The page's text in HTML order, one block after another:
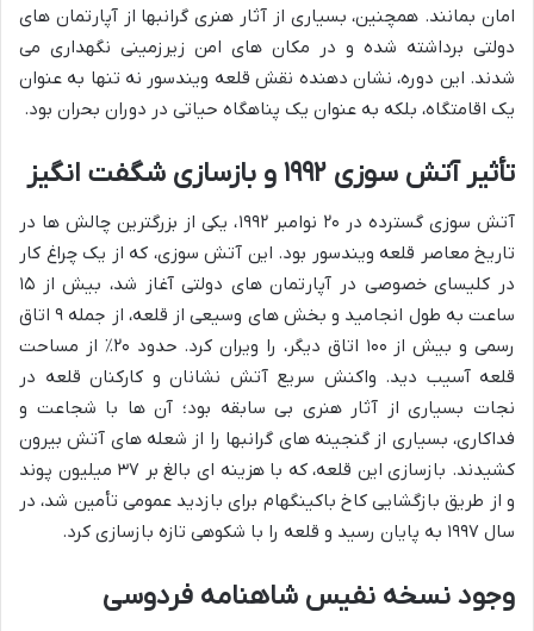
امان بمانند. همچنین، بسیاری از آثار هنری گرانبها از آپارتمان های
دولتی برداشته شده و در مکان های امن زیرزمینی نگهداری می
شدند. این دوره، نشان دهنده نقش قلعه ویندسور نه تنها به عنوان
یک اقامتگاه، بلکه به عنوان یک پناهگاه حیاتی در دوران بحران بود.
تأثیر آتش سوزی ۱۹۹۲ و بازسازی شگفت انگیز
آتش سوزی گسترده در ۲۰ نوامبر ۱۹۹۲، یکی از بزرگترین چالش ها در
تاریخ معاصر قلعه ویندسور بود. این آتش سوزی، که از یک چراغ کار
در کلیسای خصوصی در آپارتمان های دولتی آغاز شد، بیش از ۱۵
ساعت به طول انجامید و بخش های وسیعی از قلعه، از جمله ۹ اتاق
رسمی و بیش از ۱۰۰ اتاق دیگر، را ویران کرد. حدود ۲۰٪ از مساحت
قلعه آسیب دید. واکنش سریع آتش نشانان و کارکنان قلعه در
نجات بسیاری از آثار هنری بی سابقه بود؛ آن ها با شجاعت و
فداکاری، بسیاری از گنجینه های گرانبها را از شعله های آتش بیرون
کشیدند. بازسازی این قلعه، که با هزینه ای بالغ بر ۳۷ میلیون پوند
و از طریق بازگشایی کاخ باکینگهام برای بازدید عمومی تأمین شد، در
سال ۱۹۹۷ به پایان رسید و قلعه را با شکوهی تازه بازسازی کرد.
وجود نسخه نفیس شاهنامه فردوسی